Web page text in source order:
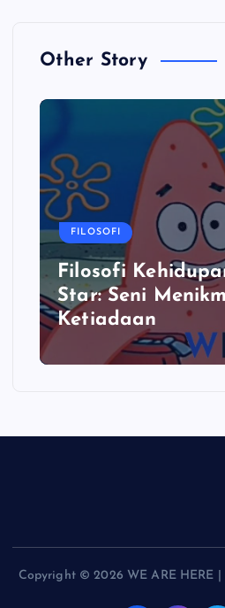
Other Story
FILOSOFI
Filosofi
Star: Seni
Ketiadaan
Copyright © 2026 WE ARE HERE |